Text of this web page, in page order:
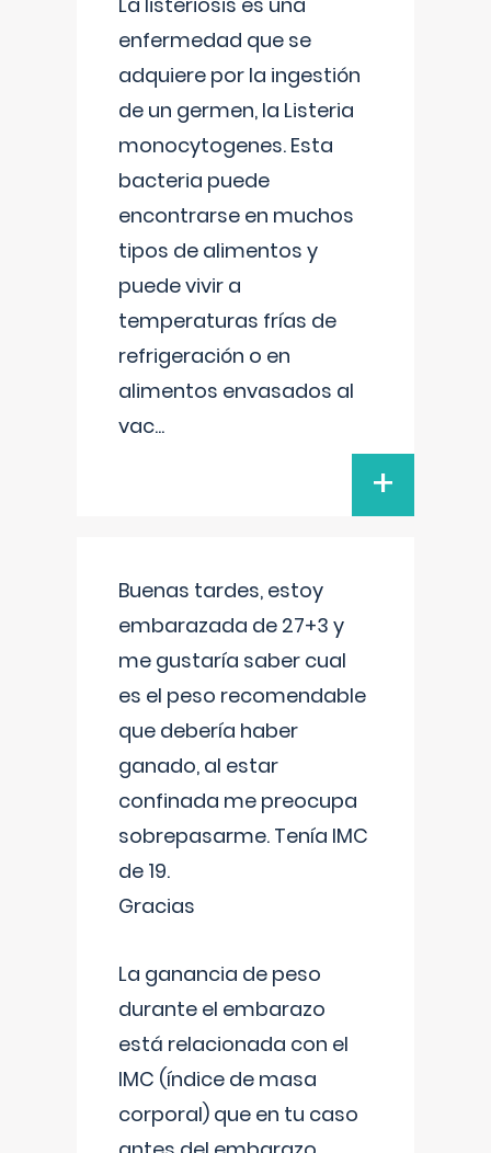
enfermedad que se
adquiere por la ingestión
de un germen, la Listeria
monocytogenes. Esta
bacteria puede
encontrarse en muchos
tipos de alimentos y
puede vivir a
temperaturas frías de
refrigeración o en
alimentos envasados al
vac...
+
Buenas tardes, estoy
embarazada de 27+3 y
me gustaría saber cual
es el peso recomendable
que debería haber
ganado, al estar
confinada me preocupa
sobrepasarme. Tenía IMC
de 19.
Gracias
La ganancia de peso
durante el embarazo
está relacionada con el
IMC (índice de masa
corporal) que en tu caso